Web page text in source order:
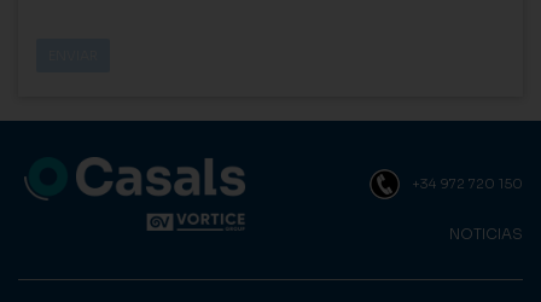
+34 972 720 150
NOTICIAS